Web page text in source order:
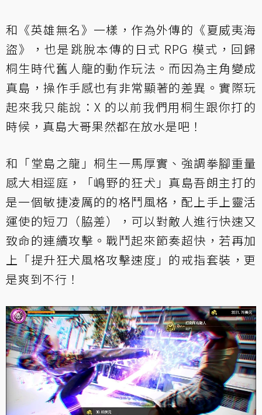
和《英雄無名》一樣，作為外傳的《夏威夷海
盜》，也是跳脫本傳的日式 RPG 模式，回歸
桐生時代舊人龍的動作玩法。而因為主角變成
真島，操作手感也有非常顯著的差異。實際玩
起來我只能說：X 的以前我們用桐生跟你打的
時候，真島大哥果然都在放水是吧！
和「堂島之龍」桐生一馬厚實、強調拳腳重量
感大相逕庭，「嶋野的狂犬」真島吾朗主打的
是一個敏捷凌厲的的格鬥風格，配上手上靈活
運使的短刀（脇差），可以對敵人進行快速又
致命的連續攻擊。戰鬥起來節奏超快，若再加
上「提升狂犬風格攻擊速度」的戒指套裝，更
是爽到不行！